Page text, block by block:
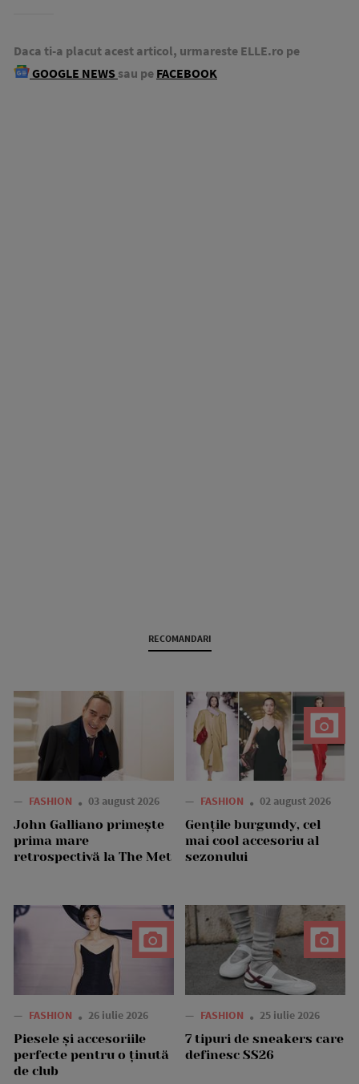
Daca ti-a placut acest articol, urmareste ELLE.ro pe
GOOGLE NEWS sau pe FACEBOOK
RECOMANDARI
— FASHION 03 august 2026
John Galliano primește
prima mare
retrospectivă la The Met
— FASHION 02 august 2026
Gențile burgundy, cel
mai cool accesoriu al
sezonului
— FASHION 26 iulie 2026
Piesele și accesoriile
perfecte pentru o ținută
de club
— FASHION 25 iulie 2026
7 tipuri de sneakers care
definesc SS26